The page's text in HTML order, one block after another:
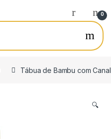
0
Tábua de Bambu com
🔍